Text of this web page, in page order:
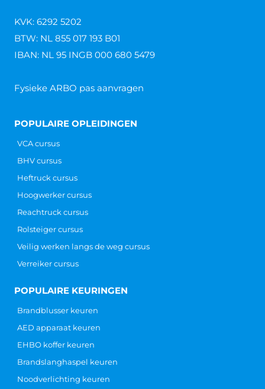
KVK: 6292 5202
BTW: NL 855 017 193 B01
IBAN: NL 95 INGB 000 680 5479
Fysieke ARBO pas aanvragen
POPULAIRE OPLEIDINGEN
VCA cursus
BHV cursus
Heftruck cursus
Hoogwerker cursus
Reachtruck cursus
Rolsteiger cursus
Veilig werken langs de weg cursus
Verreiker cursus
POPULAIRE KEURINGEN
Brandblusser keuren
AED apparaat keuren
EHBO koffer keuren
Brandslanghaspel keuren
Noodverlichting keuren